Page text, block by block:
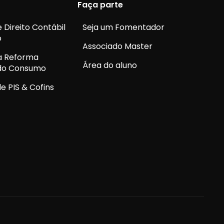
Direito Contábil
Reforma
Consumo
PIS & Cofins
Faça parte
Seja um Fomentador
Associado Master
Área do aluno